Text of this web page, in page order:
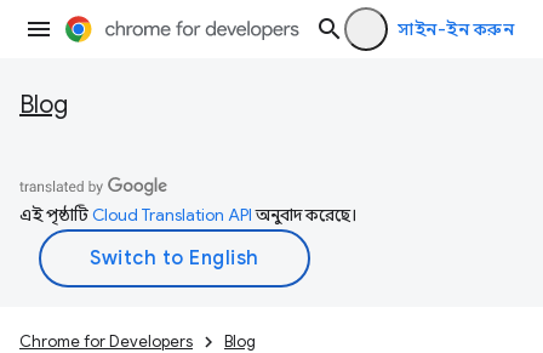
সাইন-ইন করুন
Blog
এই পৃষ্ঠাটিCloud Translation APIঅনুবাদ করেছে।
Chrome for Developers Blog